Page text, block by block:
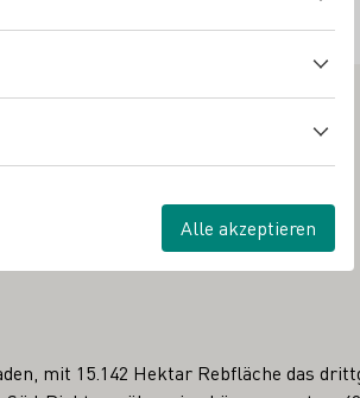
mit 15.142 Hektar Rebfläche das
Alle akzeptieren